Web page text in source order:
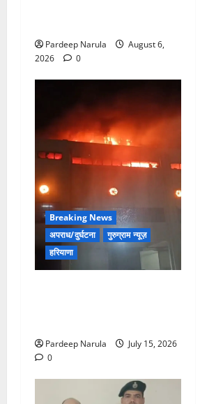
Pardeep Narula
August 6,
2026
0
Breaking News
अपराध/दुर्घटना
गुरुग्राम न्यूज़
हरियाणा
Pardeep Narula
July 15, 2026
0